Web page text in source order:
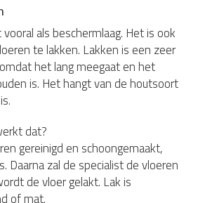
als beschermlaag. Het is ook
te lakken. Lakken is een zeer
het lang meegaat en het
is. Het hangt van de houtsoort
dat?
gereinigd en schoongemaakt,
Daarna zal de specialist de vloeren
de vloer gelakt. Lak is
of mat.